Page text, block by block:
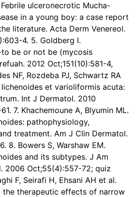
ulceronecrotic Mucha-
in a young boy: a case report
literature. Acta Derm Venereol.
4. 5. Goldberg I.
be or not be (mycosis
2012 Oct;151(10):581-4,
NF, Rozdeba PJ, Schwartz RA
et varioliformis acuta:
Int J Dermatol. 2010
7. Khachemoune A, Blyumin ML.
pathophysiology,
treatment. Am J Clin Dermatol.
8. Bowers S, Warshaw EM.
and its subtypes. J Am
2006 Oct;55(4):557-72; quiz
F, Seirafi H, Ehsani AH et al.
the therapeutic effects of narrow